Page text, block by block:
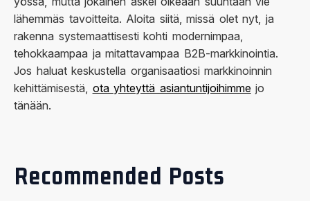
lähemmäs tavoitteita. Aloita siitä, missä olet nyt, ja
rakenna systemaattisesti kohti modernimpaa,
tehokkaampaa ja mitattavampaa B2B-markkinointia.
Jos haluat keskustella organisaatiosi markkinoinnin
kehittämisestä, ota yhteyttä asiantuntijoihimmejo
tänään.
Recommended Posts